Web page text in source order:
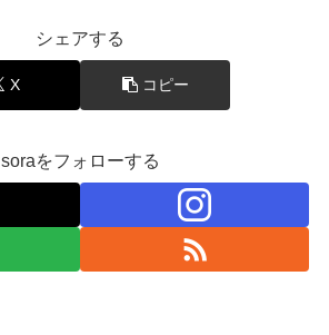
シェアする
X コピー
soraをフォローする